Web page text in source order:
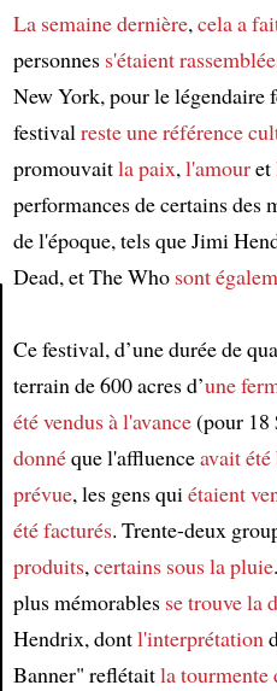
Article
La semaine dernière,cela a
personnes s'étaient
New York, pour le légendaire
festivalreste une référence
promouvaitla paix,l'amouret
performances de certains des
de l'époque, tels que Jimi
Dead, et The Who sont
Ce festival, d’une durée de
terrain de 600 acres d’une
été vendus à l'avance(pour 18
donnéque l'affluenceavait
prévue, les gens quiétaient
été facturés. Trente-deux
produits,certains sous la pluie
plus mémorables se trouve la
Hendrix, dontl'interprétation
Banner" reflétaitla tourmente